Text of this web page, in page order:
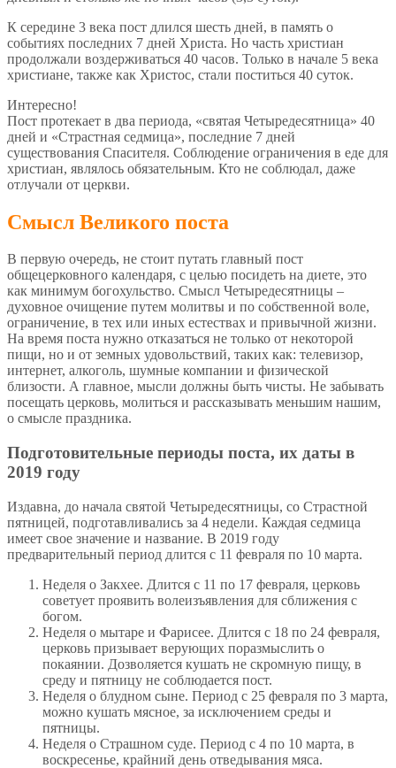
К середине 3 века пост длился шесть дней, в память о
событиях последних 7 дней Христа. Но часть христиан
продолжали воздерживаться 40 часов. Только в начале 5 века
христиане, также как Христос, стали поститься 40 суток.
Интересно!
Пост протекает в два периода, «святая Четыредесятница» 40
дней и «Страстная седмица», последние 7 дней
существования Спасителя. Соблюдение ограничения в еде для
христиан, являлось обязательным. Кто не соблюдал, даже
отлучали от церкви.
Смысл Великого поста
В первую очередь, не стоит путать главный пост
общецерковного календаря, с целью посидеть на диете, это
как минимум богохульство. Смысл Четыредесятницы –
духовное очищение путем молитвы и по собственной воле,
ограничение, в тех или иных естествах и привычной жизни.
На время поста нужно отказаться не только от некоторой
пищи, но и от земных удовольствий, таких как: телевизор,
интернет, алкоголь, шумные компании и физической
близости. А главное, мысли должны быть чисты. Не забывать
посещать церковь, молиться и рассказывать меньшим нашим,
о смысле праздника.
Подготовительные периоды поста, их даты в
2019 году
Издавна, до начала святой Четыредесятницы, со Страстной
пятницей, подготавливались за 4 недели. Каждая седмица
имеет свое значение и название. В 2019 году
предварительный период длится с 11 февраля по 10 марта.
Неделя о Закхее. Длится с 11 по 17 февраля, церковь
советует проявить волеизъявления для сближения с
богом.
Неделя о мытаре и Фарисее. Длится с 18 по 24 февраля,
церковь призывает верующих поразмыслить о
покаянии. Дозволяется кушать не скромную пищу, в
среду и пятницу не соблюдается пост.
Неделя о блудном сыне. Период с 25 февраля по 3 марта,
можно кушать мясное, за исключением среды и
пятницы.
Неделя о Страшном суде. Период с 4 по 10 марта, в
воскресенье, крайний день отведывания мяса.